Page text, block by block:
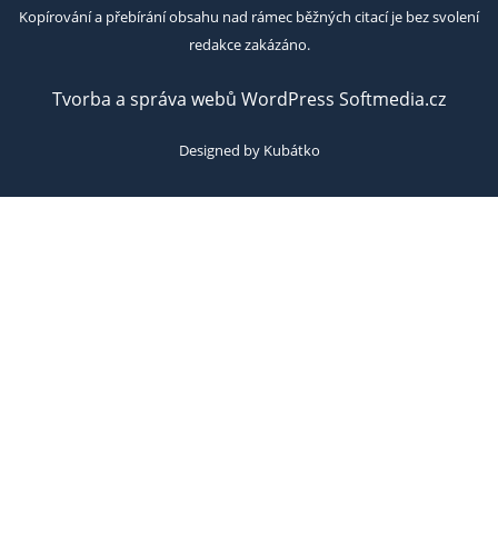
Kopírování a přebírání obsahu nad rámec běžných citací je bez svolení
redakce zakázáno.
Tvorba a správa webů WordPress Softmedia.cz
Designed by Kubátko